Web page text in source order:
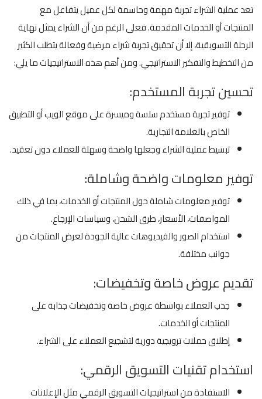
تعد عملية الشراء تجربة مهمة وحاسمة لكل عميل يتفاعل مع
المنتجات أو الخدمات المقدمة. فعلى الرغم من أن الشراء يمثل نهاية
الرحلة التسويقية، إلا أن تحقيق تجربة شراء مرضية وفعالة يتطلب الكثير
من التخطيط والتفكير الاستراتيجي. ومن أهم هذه الاستراتيجيات ما يلي:
تحسين تجربة المستخدم:
توفير تجربة مستخدم سلسة وميسرة على موقع الويب أو التطبيق
الخاص بالعلامة التجارية.
تبسيط عملية الشراء وجعلها واضحة وسهلة للعملاء دون تعقيد.
توفير معلومات واضحة وشاملة:
توفير معلومات شاملة حول المنتجات أو الخدمات، بما في ذلك
المواصفات، الأسعار، طرق الشحن، وسياسات الإرجاع.
استخدام الصور والفيديوهات عالية الجودة لعرض المنتجات من
جوانب مختلفة.
تقديم عروض خاصة وتخفيضات:
جذب العملاء بواسطة عروض خاصة وتخفيضات جذابة على
المنتجات أو الخدمات.
إطلاق حملات ترويجية دورية لتشجيع العملاء على الشراء.
استخدام تقنيات التسويق الرقمي:
الاستفادة من استراتيجيات التسويق الرقمي مثل الإعلانات